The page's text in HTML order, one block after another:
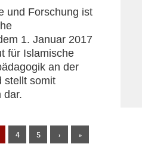
und Forschung ist
1. Januar 2017
für Islamische
an der
stellt somit
dar.
4 5 › »